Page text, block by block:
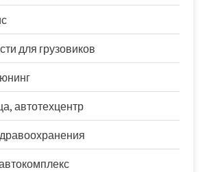
для грузовиков
автотехцентр